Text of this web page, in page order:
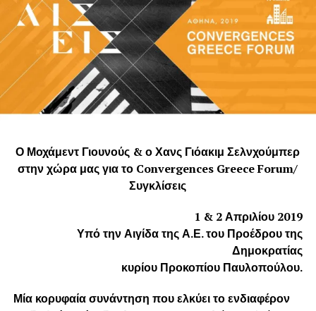
Ο Μοχάμεντ Γιουνούς & ο Χανς Γιόακιμ Σελνχούμπερ
στην χώρα μας για το Convergences Greece Forum/
Συγκλίσεις
1 & 2 Απριλίου 2019
Υπό την Αιγίδα της Α.Ε. του Προέδρου της
Δημοκρατίας
κυρίου Προκοπίου Παυλοπούλου.
Μία κορυφαία συνάντηση που ελκύει το ενδιαφέρον